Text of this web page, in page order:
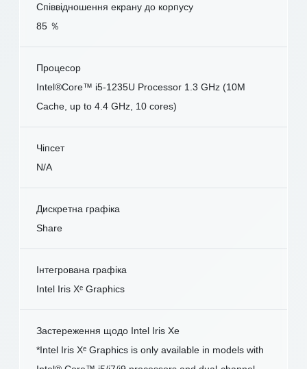
Співвідношення екрану до корпусу
85 ％
Процесор
Intel®Core™ i5-1235U Processor 1.3 GHz (10M
Cache, up to 4.4 GHz, 10 cores)
Чіпсет
N/A
Дискретна графіка
Share
Інтегрована графіка
Intel Iris Xᵉ Graphics
Застереження щодо Intel Iris Xe
*Intel Iris Xᵉ Graphics is only available in models with